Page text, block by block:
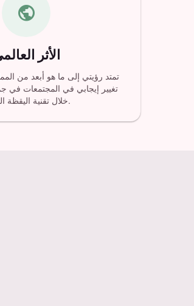
public
الأثر
تمتد رؤيتي إلى ما هو أبعد من
تغيير إيجابي في المجتمعات في
خلال تقنية اليقظة الذهنية.